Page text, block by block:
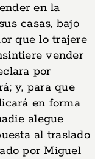
en la
casas, bajo
que lo trajere
vender
por
y, para que
en forma
alegue
al traslado
por Miguel